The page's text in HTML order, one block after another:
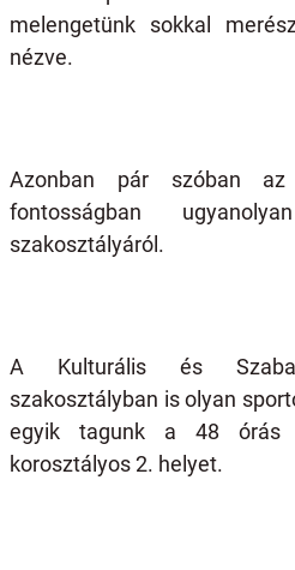
melengetünk sokkal
nézve.
Azonban pár szóban
fontosságban
szakosztályáról.
A Kulturális és
szakosztályban is olyan
egyik tagunk a 48 órás
korosztályos 2. helyet.